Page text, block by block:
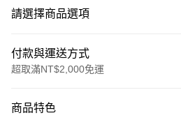
請選擇商品選項
付款與運送方式
超取滿NT$2,000免運
信用卡一次付款
商品特色